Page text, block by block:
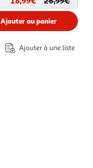
Ajouter au panier
Ajouter à une liste